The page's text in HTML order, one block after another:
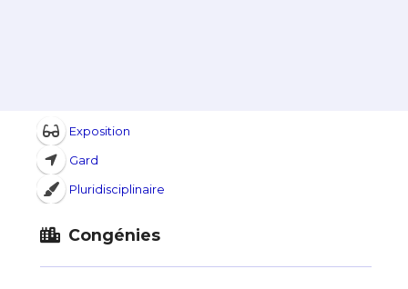
Exposition
Gard
Pluridisciplinaire
Congénies